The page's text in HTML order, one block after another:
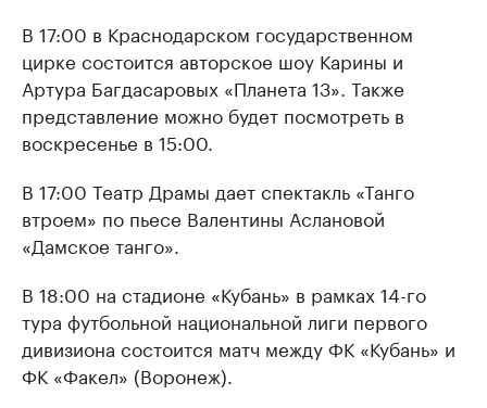
В 17:00 в Краснодарском государственном
цирке состоится авторское шоу Карины и
Артура Багдасаровых «Планета 13». Также
представление можно будет посмотреть в
воскресенье в 15:00.
В 17:00 Театр Драмы дает спектакль «Танго
втроем» по пьесе Валентины Аслановой
«Дамское танго».
В 18:00 на стадионе «Кубань» в рамках 14-го
тура футбольной национальной лиги первого
дивизиона состоится матч между ФК «Кубань» и
ФК «Факел» (Воронеж).